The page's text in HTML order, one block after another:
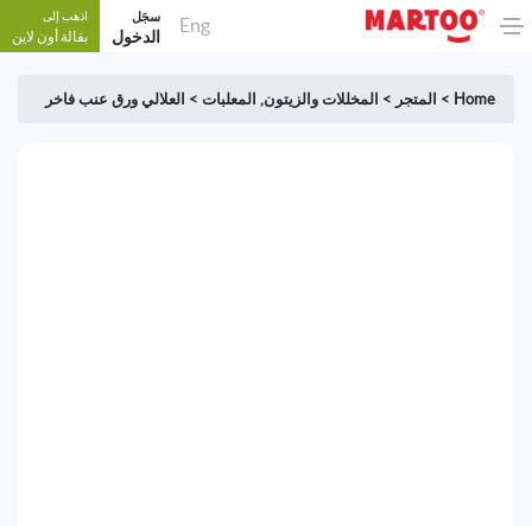
Eng سجَل
الدخول
اذهب إلى
بقالة أون لاين
Home
> المتجر > المخللات والزيتون, المعلبات > العلالي ورق عنب فاخر